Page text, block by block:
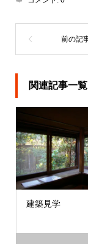
関連記事一覧
建築見学